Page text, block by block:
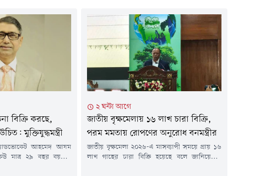
বিক্রি করছে,
মুক্তিযুদ্ধমন্ত্রী
অ্যাডভোকেট আহমেদ আযম
মাত্র ২৯ বছর বয়সেই
২ ঘন্টা আগে
জাতীয় বৃক্ষমেলায় ১৬ লাখ চারা বিক্রি,
পরম মমতায় রোপণের অনুরোধ বনমন্ত্রীর
জাতীয় বৃক্ষমেলা ২০২৬-এ মাসব্যাপী সময়ে প্রায় ১৬
লাখ গাছের চারা বিক্রি হয়েছে বলে জানিয়েছেন